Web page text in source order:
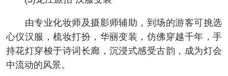
由专业化妆师及摄影师辅助，到场的游客可挑选
心仪汉服，梳妆打扮，华丽变装，仿佛穿越千年，手
持花灯穿梭于诗词长廊，沉浸式感受古韵，成为灯会
中流动的风景。